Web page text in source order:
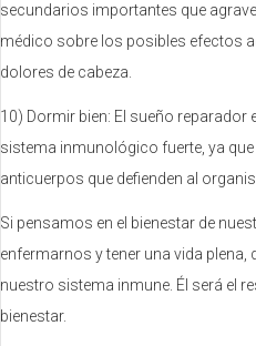
secundarios importantes que
médico sobre los posibles efectos
dolores de cabeza.
10) Dormir bien: El sueño
sistema inmunológico fuerte, ya
anticuerpos que defienden al
Si pensamos en el bienestar de
enfermarnos y tener una vida plena,
nuestro sistema inmune. Él será el
bienestar.